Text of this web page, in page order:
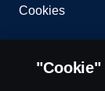
Cookies
"Cookie"